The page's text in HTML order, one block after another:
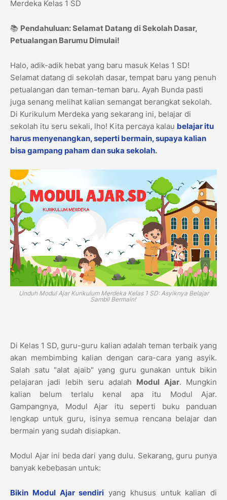
Merdeka Kelas 1 SD
📚 Pendahuluan: Selamat Datang di Sekolah Dasar,
Petualangan Barumu Dimulai!
Halo, adik-adik hebat yang baru masuk Kelas 1 SD!
Selamat datang di sekolah dasar, tempat baru yang penuh
petualangan dan teman-teman baru. Ayah Bunda pasti
juga senang melihat kalian semangat berangkat sekolah.
Di Kurikulum Merdeka yang sekarang ini, belajar di
sekolah itu seru sekali, lho! Kita percaya kalau belajar itu
harus menyenangkan, seperti bermain, supaya kalian
bisa gampang paham dan suka sekolah.
Unduh Modul Ajar Kurikulum Merdeka Kelas 1 SD: Asyiknya Belajar
Sambil Bermain!
Di Kelas 1 SD, guru-guru kalian adalah teman terbaik yang
akan membimbing kalian dengan cara-cara yang asyik.
Salah satu "alat ajaib" yang guru gunakan untuk bikin
pelajaran jadi lebih seru adalah Modul Ajar. Mungkin
kalian belum terlalu kenal apa itu Modul Ajar.
Gampangnya, Modul Ajar itu seperti buku panduan
lengkap untuk guru, isinya semua rencana belajar dan
bermain yang sudah disiapkan.
Modul Ajar ini beda dari yang dulu. Sekarang, guru punya
banyak kebebasan untuk:
Bikin Modul Ajar sendiri yang khusus untuk kalian di